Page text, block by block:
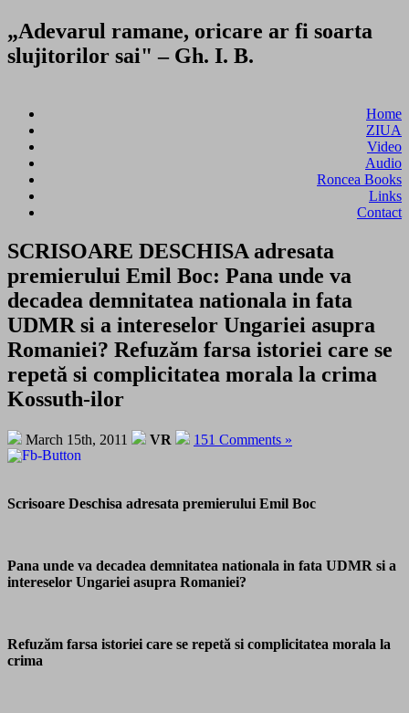
„Adevarul ramane, oricare ar fi soarta
slujitorilor sai" – Gh. I. B.
Home
ZIUA
Video
Audio
Roncea Books
Links
Contact
SCRISOARE DESCHISA adresata
premierului Emil Boc: Pana unde va
decadea demnitatea nationala in fata
UDMR si a intereselor Ungariei asupra
Romaniei? Refuzăm farsa istoriei care se
repetă si complicitatea morala la crima
Kossuth-ilor
March 15th, 2011 VR 151 Comments »
Scrisoare Deschisa adresata premierului Emil Boc
Pana unde va decadea demnitatea nationala in fata UDMR si a
intereselor Ungariei asupra Romaniei?
Refuzăm farsa istoriei care se repetă si complicitatea morala la
crima